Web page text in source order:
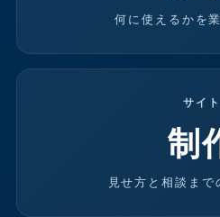
何に使えるかを
サイト
制
見せ方と相談まで